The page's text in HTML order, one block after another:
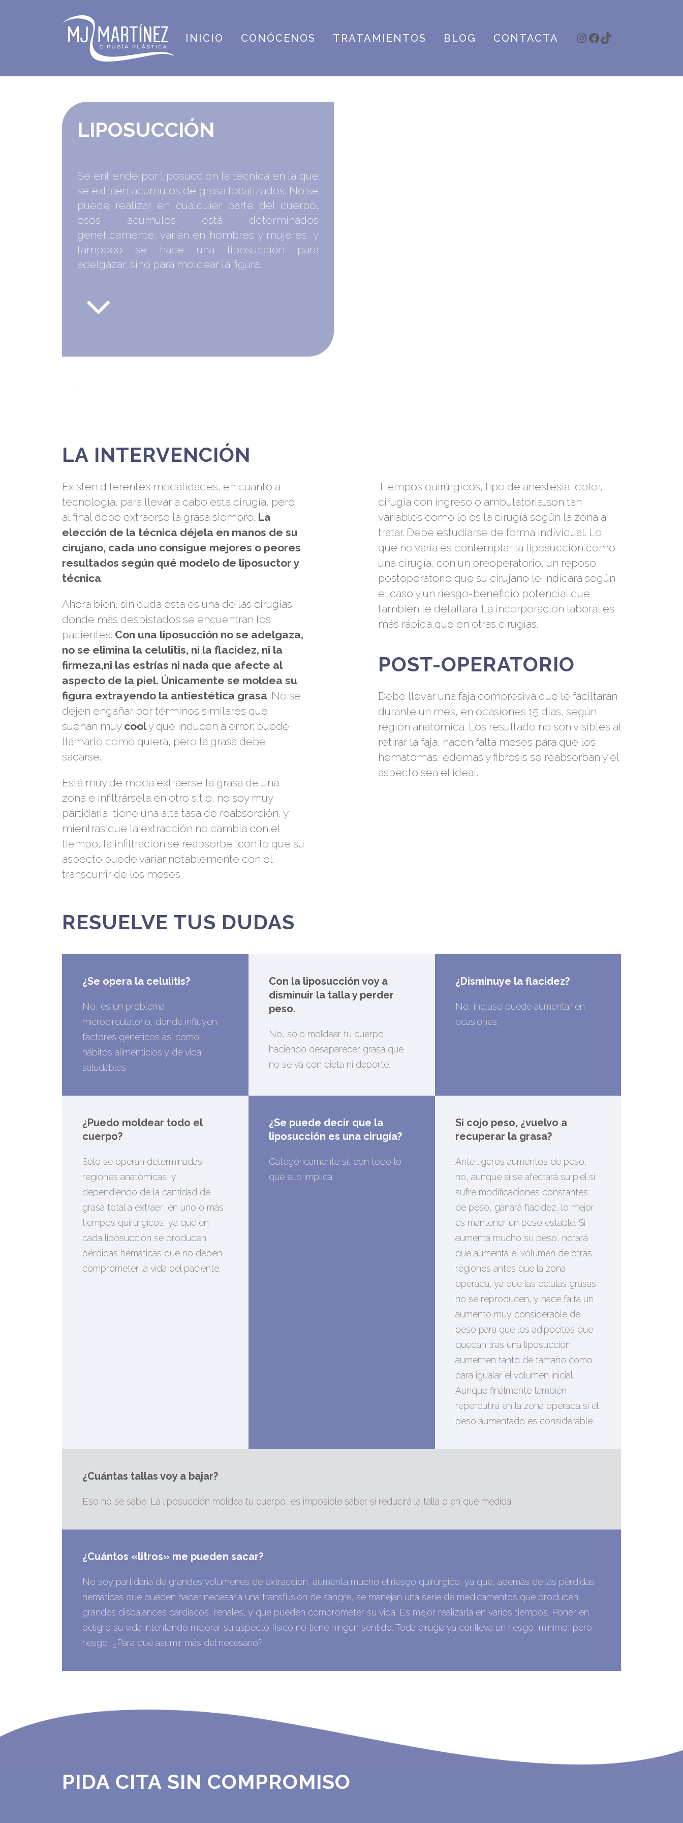
Instagram
Facebook
TikTok
INICIO CONÓCENOS TRATAMIENTOS BLOG CONTACTA
LIPOSUCCIÓN
Se entiende por liposucción la técnica en la que
se extraen acúmulos de grasa localizados. No se
puede realizar en cualquier parte del cuerpo,
esos acúmulos está determinados
genéticamente, varían en hombres y mujeres, y
tampoco se hace una liposucción para
adelgazar, sino para moldear la figura.
LA INTERVENCIÓN
Existen diferentes modalidades, en cuanto a
tecnología, para llevar a cabo esta cirugía, pero
al final debe extraerse la grasa siempre. La
elección de la técnica déjela en manos de su
cirujano, cada uno consigue mejores o peores
resultados según qué modelo de liposuctor y
técnica.
Ahora bien, sin duda ésta es una de las cirugías
donde más despistados se encuentran los
pacientes. Con una liposucción no se adelgaza,
no se elimina la celulitis, ni la flacidez, ni la
firmeza,ni las estrías ni nada que afecte al
aspecto de la piel. Únicamente se moldea su
figura extrayendo la antiestética grasa. No se
dejen engañar por términos similares que
suenan muy cooly que inducen a error; puede
llamarlo como quiera, pero la grasa debe
sacarse.
Está muy de moda extraerse la grasa de una
zona e infiltrársela en otro sitio, no soy muy
partidaria, tiene una alta tasa de reabsorción, y
mientras que la extracción no cambia con el
tiempo, la infiltración se reabsorbe, con lo que su
aspecto puede variar notablemente con el
transcurrir de los meses.
Tiempos quirúrgicos, tipo de anestesia, dolor,
cirugía con ingreso o ambulatoria…son tan
variables como lo es la cirugía según la zona a
tratar. Debe estudiarse de forma individual. Lo
que no varía es contemplar la liposucción como
una cirugía, con un preoperatorio, un reposo
postoperatorio que su cirujano le indicará según
el caso y un riesgo-beneficio potencial que
también le detallará. La incorporación laboral es
más rápida que en otras cirugías.
POST-OPERATORIO
Debe llevar una faja compresiva que le faciltarán
durante un mes, en ocasiones 15 días, según
región anatómica. Los resultado no son visibles al
retirar la faja, hacen falta meses para que los
hematomas, edemas y fibrosis se reabsorban y el
aspecto sea el ideal.
RESUELVE TUS DUDAS
¿Se opera la celulitis?
No, es un problema
microcirculatorio, donde influyen
factores genéticos así como
hábitos alimenticios y de vida
saludables.
Con la liposucción voy a
disminuir la talla y perder
peso.
No, sólo moldear tu cuerpo
haciendo desaparecer grasa que
no se va con dieta ni deporte.
¿Disminuye la flacidez?
No, incluso puede aumentar en
ocasiones.
¿Puedo moldear todo el
cuerpo?
Sólo se operan determinadas
regiones anatómicas, y
dependiendo de la cantidad de
grasa total a extraer, en uno o más
tiempos quirúrgicos, ya que en
cada liposucción se producen
pérdidas hemáticas que no deben
comprometer la vida del paciente.
¿Se puede decir que la
liposucción es una cirugía?
Categóricamente sí, con todo lo
que ello implica.
Si cojo peso, ¿vuelvo a
recuperar la grasa?
Ante ligeros aumentos de peso,
no, aunque sí se afectará su piel si
sufre modificaciones constantes
de peso, ganará flacidez, lo mejor
es mantener un peso estable. Si
aumenta mucho su peso, notará
que aumenta el volumen de otras
regiones antes que la zona
operada, ya que las células grasas
no se reproducen, y hace falta un
aumento muy considerable de
peso para que los adipocitos que
quedan tras una liposucción
aumenten tanto de tamaño como
para igualar el volumen inicial.
Aunque finalmente también
repercutirá en la zona operada si el
peso aumentado es considerable.
¿Cuántas tallas voy a bajar?
Eso no se sabe. La liposucción moldea tu cuerpo, es imposible saber si reducirá la talla o en qué medida.
¿Cuántos «litros» me pueden sacar?
No soy partidaria de grandes volúmenes de extracción, aumenta mucho el riesgo quirúrgico, ya que, además de las pérdidas
hemáticas que pueden hacer necesaria una transfusión de sangre, se manejan una serie de medicamentos que producen
grandes disbalances cardíacos, renales, y que pueden comprometer su vida. Es mejor realizarla en varios tiempos. Poner en
peligro su vida intentando mejorar su aspecto físico no tiene ningún sentido. Toda cirugía ya conlleva un riesgo, mínimo, pero
riesgo, ¿Para qué asumir más del necesario?.
PIDA CITA SIN COMPROMISO